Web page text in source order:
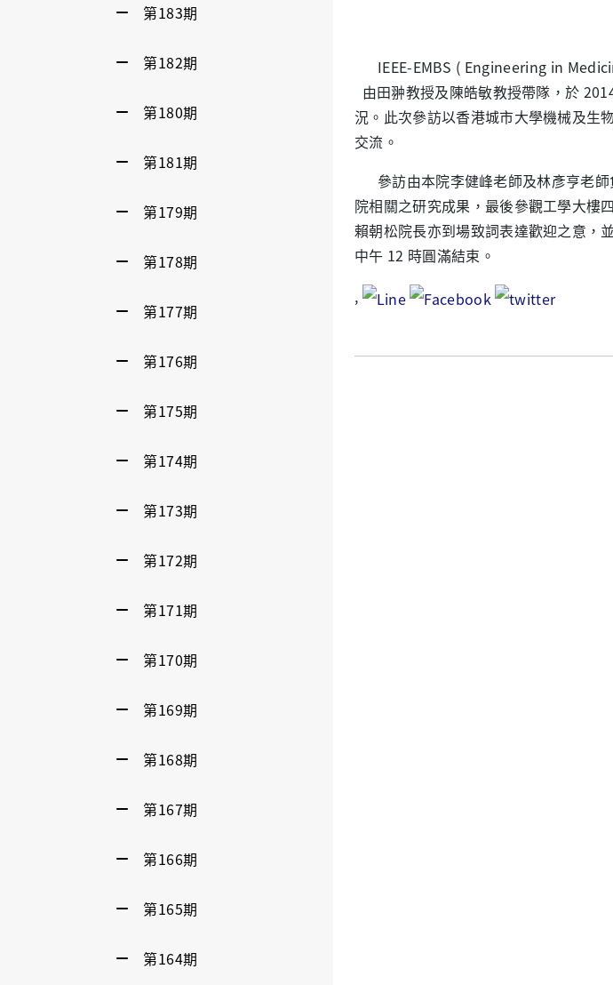
第183期
第182期
第180期
第181期
第179期
第178期
第177期
第176期
第175期
第174期
第173期
第172期
第171期
第170期
第169期
第168期
第167期
第166期
第165期
第164期
IEEE-EMBS ( Engineering in
由田翀教授及陳皓敏教授帶隊，於
況。此次參訪以香港城市大學機械及
交流。
參訪由本院李健峰老師及林彥亨老
院相關之研究成果，最後參觀工學大
賴朝松院長亦到場致詞表達歡迎之意
中午 12 時圓滿結束。
,